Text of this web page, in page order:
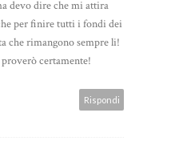
devo dire che mi attira
per finire tutti i fondi dei
che rimangono sempre li!
certamente!
Rispondi